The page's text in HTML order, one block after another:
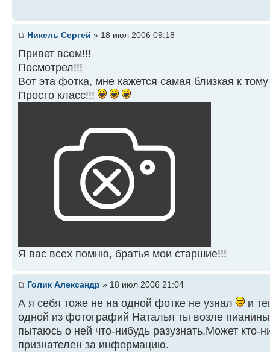
Никель Сергей » 18 июл 2006 09:18
Привет всем!!!
Посмотрел!!!
Вот эта фотка, мне кажется самая близкая к
Просто класс!!!
Я вас всех помню, братья мои старшие!!!
Голик Александр » 18 июл 2006 21:04
А я себя тоже не на одной фотке не узнал
и
одной из фотографий Наталья ты возле
пытаюсь о ней что-нибудь разузнать.Может кто-
признателен за информацию.